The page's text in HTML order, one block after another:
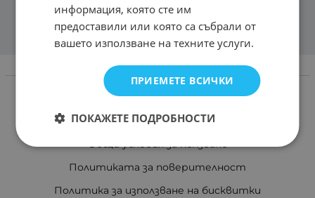
Информация
Доставка и плащане
Връщане и замяна
Общи условия за ползване
Политиката за поверителност
Политика за използване на бисквитки
информация, която сте им
предоставили или която са събрали от
вашето използване на техните услуги.
ПРИЕМЕТЕ ВСИЧКИ
ПОКАЖЕТЕ ПОДРОБНОСТИ